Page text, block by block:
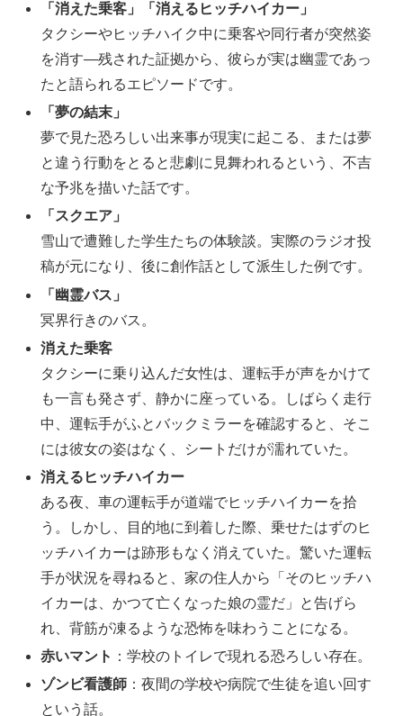
「消えた乗客」「消えるヒッチハイカー」
タクシーやヒッチハイク中に乗客や同行者が突然姿
を消す―残された証拠から、彼らが実は幽霊であっ
たと語られるエピソードです。
「夢の結末」
夢で見た恐ろしい出来事が現実に起こる、または夢
と違う行動をとると悲劇に見舞われるという、不吉
な予兆を描いた話です。
「スクエア」
雪山で遭難した学生たちの体験談。実際のラジオ投
稿が元になり、後に創作話として派生した例です。
「幽霊バス」
冥界行きのバス。
消えた乗客
タクシーに乗り込んだ女性は、運転手が声をかけて
も一言も発さず、静かに座っている。しばらく走行
中、運転手がふとバックミラーを確認すると、そこ
には彼女の姿はなく、シートだけが濡れていた。
消えるヒッチハイカー
ある夜、車の運転手が道端でヒッチハイカーを拾
う。しかし、目的地に到着した際、乗せたはずのヒ
ッチハイカーは跡形もなく消えていた。驚いた運転
手が状況を尋ねると、家の住人から「そのヒッチハ
イカーは、かつて亡くなった娘の霊だ」と告げら
れ、背筋が凍るような恐怖を味わうことになる。
赤いマント ：学校のトイレで現れる恐ろしい存在。
ゾンビ看護師 ：夜間の学校や病院で生徒を追い回す
という話。